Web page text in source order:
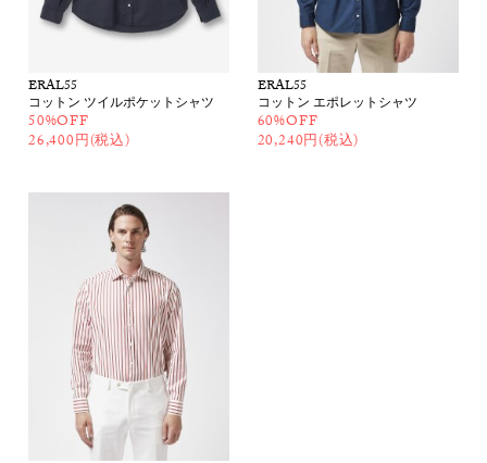
ERAL55
コットン ツイルポケットシャツ
50%OFF
26,400円(税込)
ERAL55
コットン エポレットシャツ
60%OFF
20,240円(税込)